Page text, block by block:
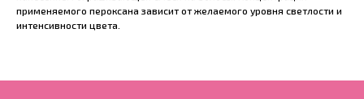
применяемого пероксана зависит от желаемого уровня светлости и
интенсивности цвета.